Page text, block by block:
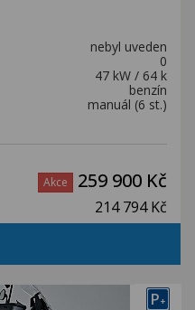
nebyl uveden
0
47 kW / 64 k
benzín
manuál (6 st.)
Akce 259 900 Kč
214 794 Kč
P+